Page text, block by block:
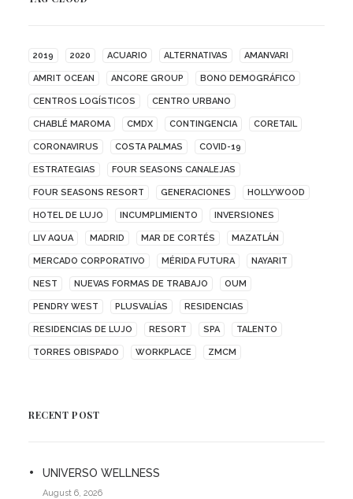
2019 2020 ACUARIO ALTERNATIVAS AMANVARI
AMRIT OCEAN ANCORE GROUP BONO DEMOGRÁFICO
CENTROS LOGÍSTICOS CENTRO URBANO
CHABLÉ MAROMA CMDX CONTINGENCIA CORETAIL
CORONAVIRUS COSTA PALMAS COVID-19
ESTRATEGIAS FOUR SEASONS CANALEJAS
FOUR SEASONS RESORT GENERACIONES HOLLYWOOD
HOTEL DE LUJO INCUMPLIMIENTO INVERSIONES
LIV AQUA MADRID MAR DE CORTÉS MAZATLÁN
MERCADO CORPORATIVO MÉRIDA FUTURA NAYARIT
NEST NUEVAS FORMAS DE TRABAJO OUM
PENDRY WEST PLUSVALÍAS RESIDENCIAS
RESIDENCIAS DE LUJO RESORT SPA TALENTO
TORRES OBISPADO WORKPLACE ZMCM
RECENT POST
UNIVERSO WELLNESS
August 6, 2026